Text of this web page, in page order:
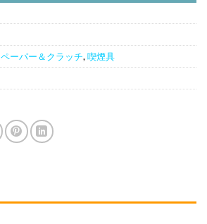
ペーパー＆クラッチ, 喫煙具